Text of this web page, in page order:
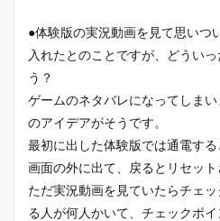
●体験版の実況動画を見て思いつ
入れたとのことですが、どうい
う？
ゲームのネタバレになってしま
のアイデアがそうです。
最初に出した体験版では通電す
画面の外に出て、戻るとリセット
ただ実況動画を見ていたらチェ
る人が何人かいて、チェックポ